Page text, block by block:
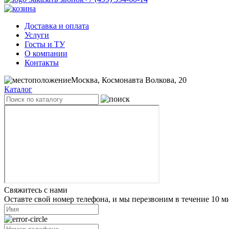
Доставка и оплата
Услуги
Госты и ТУ
О компании
Контакты
Москва, Космонавта Волкова, 20
Каталог
Свяжитесь с нами
Оставте свой номер телефона, и мы перезвоним в течение 10